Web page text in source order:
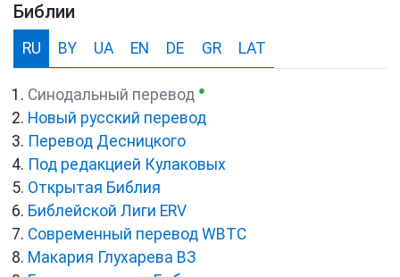
Библии
RU BY UA EN DE GR LAT
Синодальный перевод ●
Новый русский перевод
Перевод Десницкого
Под редакцией Кулаковых
Открытая Библия
Библейской Лиги ERV
Cовременный перевод WBTC
Макария Глухарева ВЗ